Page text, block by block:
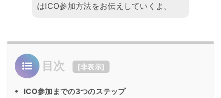
はICO参加方法をお伝えしていくよ。
目次 [非表示]
ICO参加までの3つのステップ